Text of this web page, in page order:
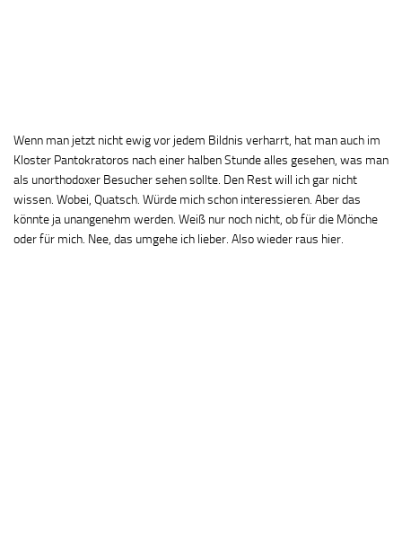
Wenn man jetzt nicht ewig vor jedem Bildnis verharrt, hat man auch im
Kloster Pantokratoros nach einer halben Stunde alles gesehen, was man
als unorthodoxer Besucher sehen sollte. Den Rest will ich gar nicht
wissen. Wobei, Quatsch. Würde mich schon interessieren. Aber das
könnte ja unangenehm werden. Weiß nur noch nicht, ob für die Mönche
oder für mich. Nee, das umgehe ich lieber. Also wieder raus hier.